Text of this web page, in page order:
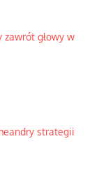
zawrót głowy w
strategii